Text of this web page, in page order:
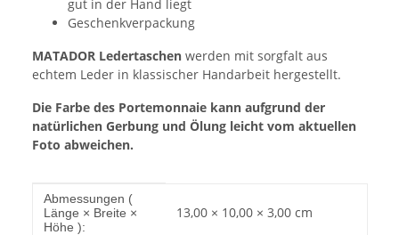
gut in der Hand liegt
Geschenkverpackung
MATADOR Ledertaschen werden mit sorgfalt aus
echtem Leder in klassischer Handarbeit hergestellt.
Die Farbe des Portemonnaie kann aufgrund der
natürlichen Gerbung und Ölung leicht vom aktuellen
Foto abweichen.
Produkteigenschaft
Wert
Abmessungen (
Länge × Breite ×
Höhe ):
13,00 × 10,00 × 3,00 cm